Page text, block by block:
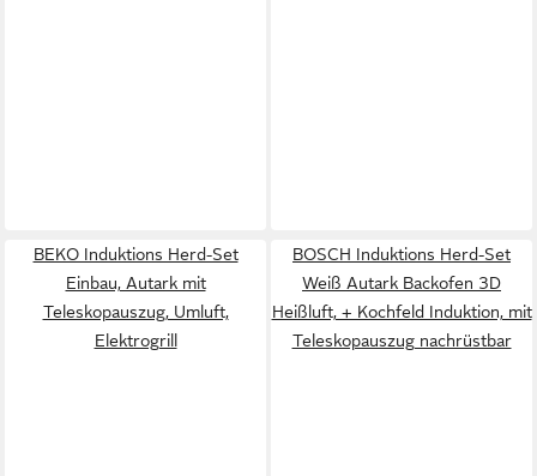
BEKO Induktions Herd-Set
Einbau, Autark mit
Teleskopauszug, Umluft,
Elektrogrill
BOSCH Induktions Herd-Set
Weiß Autark Backofen 3D
Heißluft, + Kochfeld Induktion, mit
Teleskopauszug nachrüstbar